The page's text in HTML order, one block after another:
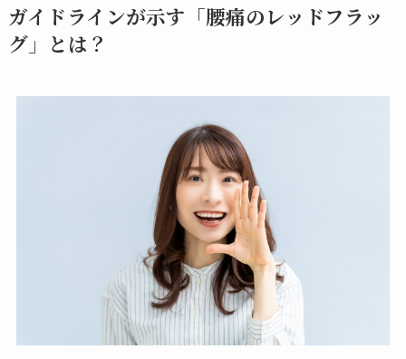
ガイドラインが示す「腰痛のレッドフラッ
グ」とは？